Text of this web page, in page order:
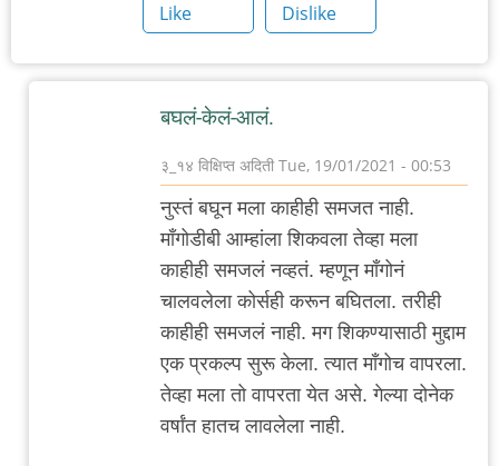
Like
Dislike
बघलं-केलं-आलं.
३_१४ विक्षिप्त अदिती Tue, 19/01/2021 - 00:53
reply
मजकुराआधारे
शिकवणारी
by
वामन
नुस्तं बघून मला काहीही समजत नाही.
माँगोडीबी आम्हांला शिकवला तेव्हा मला
काहीही समजलं नव्हतं. म्हणून माँगोनं
चालवलेला कोर्सही करून बघितला. तरीही
काहीही समजलं नाही. मग शिकण्यासाठी मुद्दाम
एक प्रकल्प सुरू केला. त्यात माँगोच वापरला.
तेव्हा मला तो वापरता येत असे. गेल्या दोनेक
वर्षांत हातच लावलेला नाही.